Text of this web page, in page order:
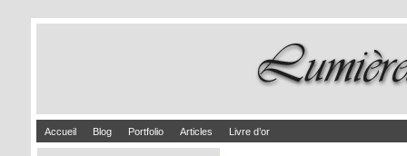
Accueil Blog Portfolio Articles Livre d’or